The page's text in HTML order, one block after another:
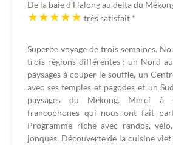
De la baie d'Halong au delta du
très satisfait *
Superbe voyage de trois semaines.
trois régions différentes : un Nord
paysages à couper le souffle, un
avec ses temples et pagodes et un
paysages du Mékong. Merci à
francophones qui nous ont fait
Programme riche avec randos,
jonques. Découverte de la cuisine